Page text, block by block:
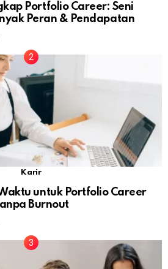
Portfolio Career: Seni
Peran & Pendapatan
Karir
untuk Portfolio Career
Burnout